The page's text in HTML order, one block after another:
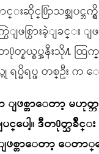
းဆိုင္႐ြာသစ္အျပင္ဘ
ျဖစ္ပြားခဲ့ျခင္း ျ
႐ုတ္နယ္စပ္အနီးသို႔ ထ
ပ္မိရပ္ဖ တစ္ဦး က
ျဖစ္တာေတာ့ မဟုတ္ဘူ
ပင္ေပါ့။ ဒီတ႐ုတ္သခ်ိဳ
ဖစ္တာေတာ့ ေ